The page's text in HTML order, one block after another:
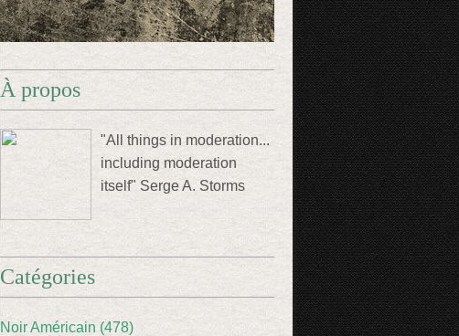
À propos
"All things in moderation...
including moderation
itself" Serge A. Storms
Catégories
Noir Américain (478)